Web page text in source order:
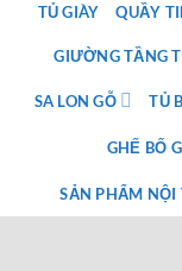
TỦ GIÀY QUẦY
GIƯỜNG TẦNG
SA LON GỖ TỦ
GHẾ BỐ
SẢN PHẨM NỘI